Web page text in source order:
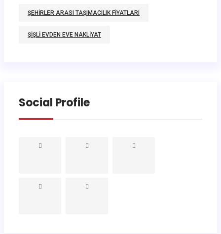
ŞEHIRLER ARASI TAŞIMACILIK FIYATLARI
ŞIŞLI EVDEN EVE NAKLIYAT
Social Profile